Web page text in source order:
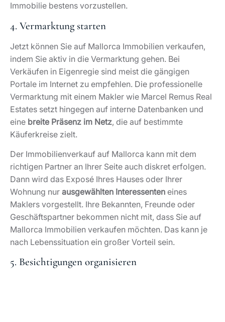
Immobilie bestens vorzustellen.
4. Vermarktung starten
Jetzt können Sie auf Mallorca Immobilien verkaufen,
indem Sie aktiv in die Vermarktung gehen. Bei
Verkäufen in Eigenregie sind meist die gängigen
Portale im Internet zu empfehlen. Die professionelle
Vermarktung mit einem Makler wie Marcel Remus Real
Estates setzt hingegen auf interne Datenbanken und
eine breite Präsenz im Netz, die auf bestimmte
Käuferkreise zielt.
Der Immobilienverkauf auf Mallorca kann mit dem
richtigen Partner an Ihrer Seite auch diskret erfolgen.
Dann wird das Exposé Ihres Hauses oder Ihrer
Wohnung nur ausgewählten Interessenten eines
Maklers vorgestellt. Ihre Bekannten, Freunde oder
Geschäftspartner bekommen nicht mit, dass Sie auf
Mallorca Immobilien verkaufen möchten. Das kann je
nach Lebenssituation ein großer Vorteil sein.
5. Besichtigungen organisieren